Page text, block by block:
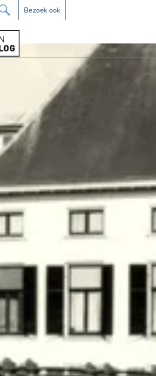
Bezoek ook